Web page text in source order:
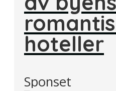
hoteller
Sponset